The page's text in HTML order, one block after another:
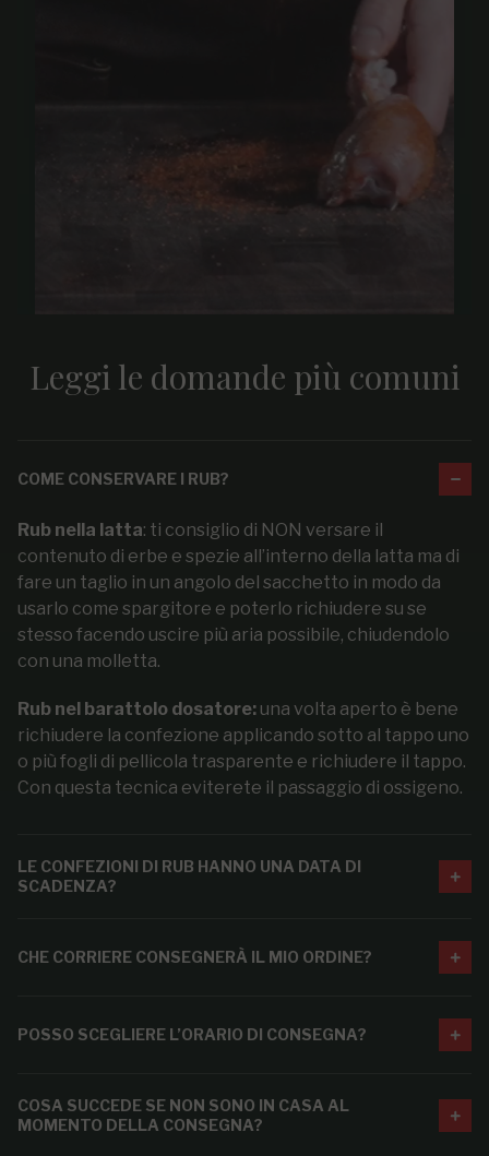
Leggi le domande più comuni
COME CONSERVARE I RUB?
Rub nella latta: ti consiglio di NON versare il
contenuto di erbe e spezie all’interno della latta ma di
fare un taglio in un angolo del sacchetto in modo da
usarlo come spargitore e poterlo richiudere su se
stesso facendo uscire più aria possibile, chiudendolo
con una molletta.
Rub nel barattolo dosatore: una volta aperto è bene
richiudere la confezione applicando sotto al tappo uno
o più fogli di pellicola trasparente e richiudere il tappo.
Con questa tecnica eviterete il passaggio di ossigeno.
LE CONFEZIONI DI RUB HANNO UNA DATA DI
SCADENZA?
CHE CORRIERE CONSEGNERÀ IL MIO ORDINE?
POSSO SCEGLIERE L’ORARIO DI CONSEGNA?
COSA SUCCEDE SE NON SONO IN CASA AL
MOMENTO DELLA CONSEGNA?